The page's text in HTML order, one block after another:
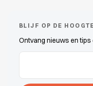
BLIJF OP DE HOOGTE
Ontvang nieuws en tips
E-Mail-Adressen